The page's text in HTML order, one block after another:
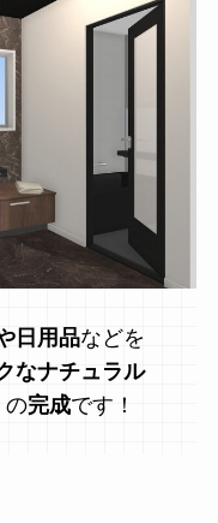
日用品などを
なナチュラル
の完成です！